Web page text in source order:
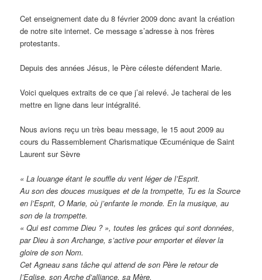
Cet enseignement date du 8 février 2009 donc avant la création
de notre site internet. Ce message s’adresse à nos frères
protestants.
Depuis des années Jésus, le Père céleste défendent Marie.
Voici quelques extraits de ce que j’ai relevé. Je tacherai de les
mettre en ligne dans leur intégralité.
Nous avions reçu un très beau message, le 15 aout 2009 au
cours du Rassemblement Charismatique Œcuménique de Saint
Laurent sur Sèvre
« La louange étant le souffle du vent léger de l’Esprit.
Au son des douces musiques et de la trompette, Tu es la Source
en l’Esprit, O Marie, où j’enfante le monde. En la musique, au
son de la trompette.
« Qui est comme Dieu ? », toutes les grâces qui sont données,
par Dieu à son Archange, s’active pour emporter et élever la
gloire de son Nom.
Cet Agneau sans tâche qui attend de son Père le retour de
l’Eglise, son Arche d’alliance, sa Mère.